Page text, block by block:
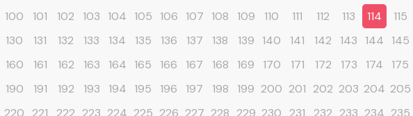
100 101 102 103 104 105 106 107 108 109 110 111 112 113 114 115
130 131 132 133 134 135 136 137 138 139 140 141 142 143 144 145
160 161 162 163 164 165 166 167 168 169 170 171 172 173 174 175
190 191 192 193 194 195 196 197 198 199 200 201 202 203 204 205
220 221 222 223 224 225 226 227 228 229 230 231 232 233 234 235